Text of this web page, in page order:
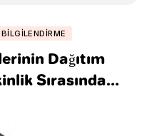
Dağıtım
Sırasında